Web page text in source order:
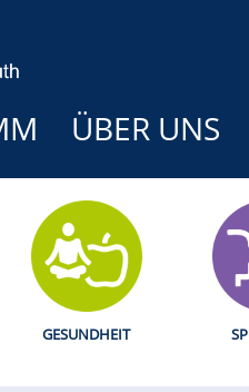
ÜBER UNS
GESUNDHEIT